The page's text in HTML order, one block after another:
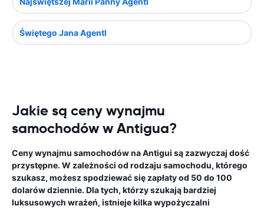
Świętego Jana Agentl
Jakie są ceny wynajmu
samochodów w Antigua?
Ceny wynajmu samochodów na Antigui są zazwyczaj dość
przystępne. W zależności od rodzaju samochodu, którego
szukasz, możesz spodziewać się zapłaty od 50 do 100
dolarów dziennie. Dla tych, którzy szukają bardziej
luksusowych wrażeń, istnieje kilka wypożyczalni